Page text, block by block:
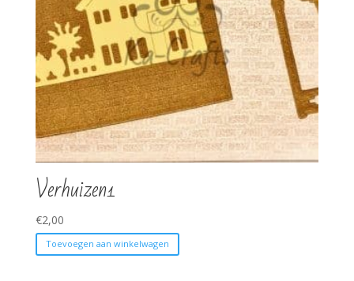
Verhuizen1
€2,00
Toevoegen aan winkelwagen